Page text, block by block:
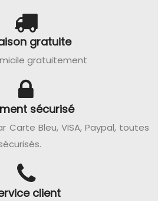
gratuite
gratuitement
sécurisé
Carte Bleu, VISA, Paypal, toutes
client